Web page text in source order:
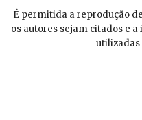
É permitida a reprodução
os autores sejam citados e
utilizadas